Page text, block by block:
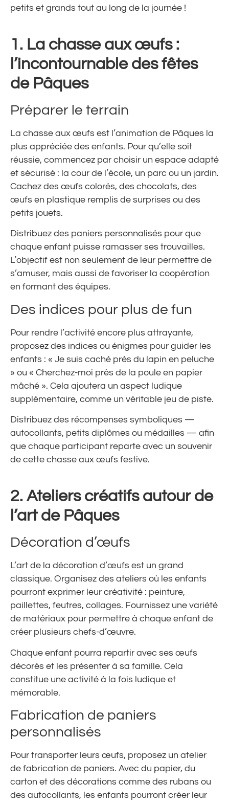
petits et grands tout au long de la journée !
1. La chasse aux œufs :
l’incontournable des fêtes
de Pâques
Préparer le terrain
La chasse aux œufs est l’animation de Pâques la
plus appréciée des enfants. Pour qu’elle soit
réussie, commencez par choisir un espace adapté
et sécurisé : la cour de l’école, un parc ou un jardin.
Cachez des œufs colorés, des chocolats, des
œufs en plastique remplis de surprises ou des
petits jouets.
Distribuez des paniers personnalisés pour que
chaque enfant puisse ramasser ses trouvailles.
L’objectif est non seulement de leur permettre de
s’amuser, mais aussi de favoriser la coopération
en formant des équipes.
Des indices pour plus de fun
Pour rendre l’activité encore plus attrayante,
proposez des indices ou énigmes pour guider les
enfants : « Je suis caché près du lapin en peluche
» ou « Cherchez-moi près de la poule en papier
mâché ». Cela ajoutera un aspect ludique
supplémentaire, comme un véritable jeu de piste.
Distribuez des récompenses symboliques —
autocollants, petits diplômes ou médailles — afin
que chaque participant reparte avec un souvenir
de cette chasse aux œufs festive.
2. Ateliers créatifs autour de
l’art de Pâques
Décoration d’œufs
L’art de la décoration d’œufs est un grand
classique. Organisez des ateliers où les enfants
pourront exprimer leur créativité : peinture,
paillettes, feutres, collages. Fournissez une variété
de matériaux pour permettre à chaque enfant de
créer plusieurs chefs-d’œuvre.
Chaque enfant pourra repartir avec ses œufs
décorés et les présenter à sa famille. Cela
constitue une activité à la fois ludique et
mémorable.
Fabrication de paniers
personnalisés
Pour transporter leurs œufs, proposez un atelier
de fabrication de paniers. Avec du papier, du
carton et des décorations comme des rubans ou
des autocollants, les enfants pourront créer leur